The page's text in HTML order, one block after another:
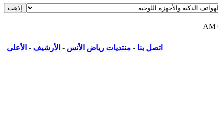
اتصل بنا - منتديات رياض الأنس - الأرشيف - الأعلى